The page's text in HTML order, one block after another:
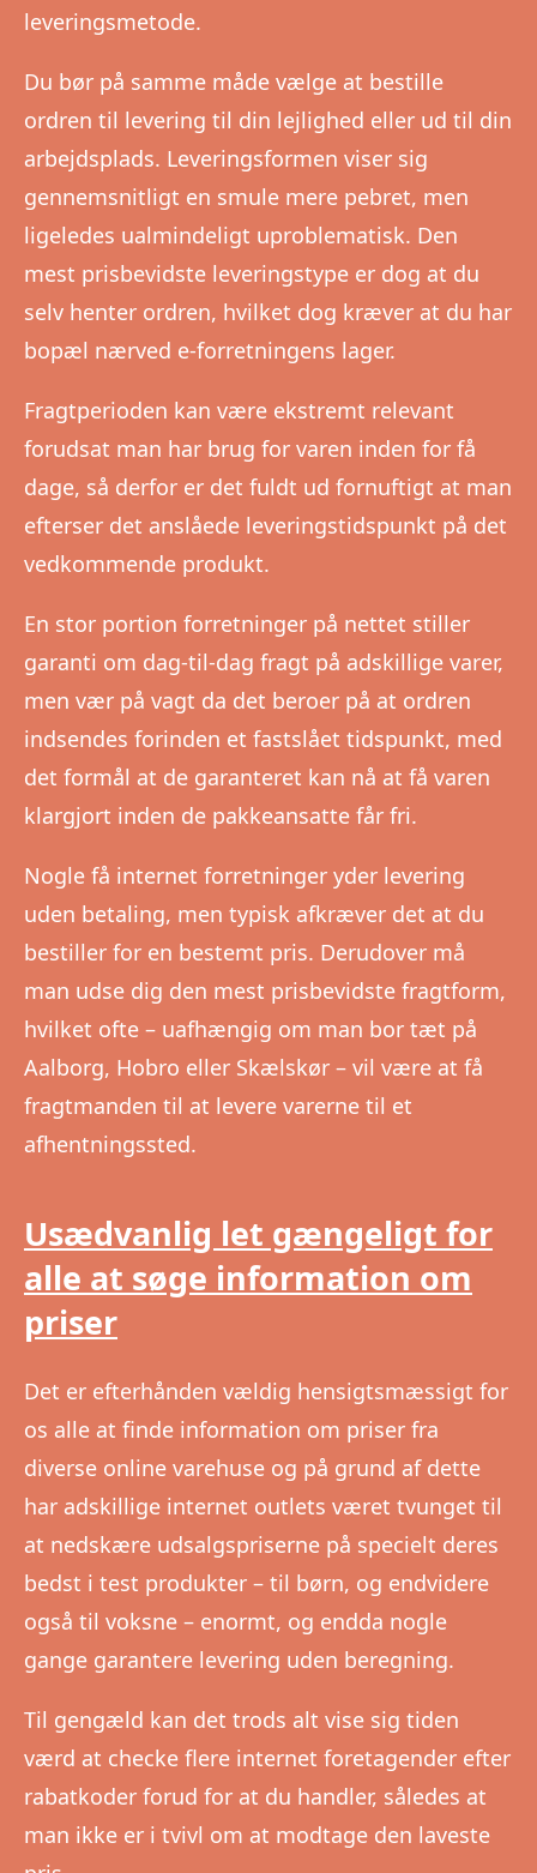
leveringsmetode.
Du bør på samme måde vælge at bestille
ordren til levering til din lejlighed eller ud til din
arbejdsplads. Leveringsformen viser sig
gennemsnitligt en smule mere pebret, men
ligeledes ualmindeligt uproblematisk. Den
mest prisbevidste leveringstype er dog at du
selv henter ordren, hvilket dog kræver at du har
bopæl nærved e-forretningens lager.
Fragtperioden kan være ekstremt relevant
forudsat man har brug for varen inden for få
dage, så derfor er det fuldt ud fornuftigt at man
efterser det anslåede leveringstidspunkt på det
vedkommende produkt.
En stor portion forretninger på nettet stiller
garanti om dag-til-dag fragt på adskillige varer,
men vær på vagt da det beroer på at ordren
indsendes forinden et fastslået tidspunkt, med
det formål at de garanteret kan nå at få varen
klargjort inden de pakkeansatte får fri.
Nogle få internet forretninger yder levering
uden betaling, men typisk afkræver det at du
bestiller for en bestemt pris. Derudover må
man udse dig den mest prisbevidste fragtform,
hvilket ofte – uafhængig om man bor tæt på
Aalborg, Hobro eller Skælskør – vil være at få
fragtmanden til at levere varerne til et
afhentningssted.
Usædvanlig let gængeligt for
alle at søge information om
priser
Det er efterhånden vældig hensigtsmæssigt for
os alle at finde information om priser fra
diverse online varehuse og på grund af dette
har adskillige internet outlets været tvunget til
at nedskære udsalgspriserne på specielt deres
bedst i test produkter – til børn, og endvidere
også til voksne – enormt, og endda nogle
gange garantere levering uden beregning.
Til gengæld kan det trods alt vise sig tiden
værd at checke flere internet foretagender efter
rabatkoder forud for at du handler, således at
man ikke er i tvivl om at modtage den laveste